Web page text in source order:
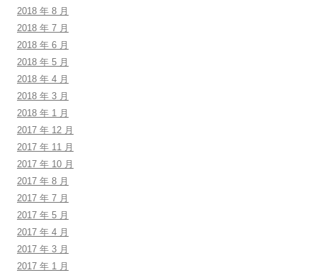
2018 年 8 月
2018 年 7 月
2018 年 6 月
2018 年 5 月
2018 年 4 月
2018 年 3 月
2018 年 1 月
2017 年 12 月
2017 年 11 月
2017 年 10 月
2017 年 8 月
2017 年 7 月
2017 年 5 月
2017 年 4 月
2017 年 3 月
2017 年 1 月